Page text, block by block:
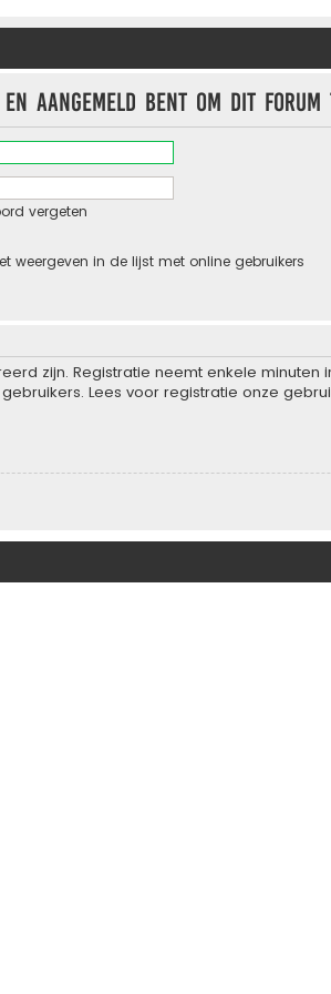
aangemeld bent om dit forum
vergeten
weergeven in de lijst met online gebruikers
zijn. Registratie neemt enkele
Lees voor registratie onze